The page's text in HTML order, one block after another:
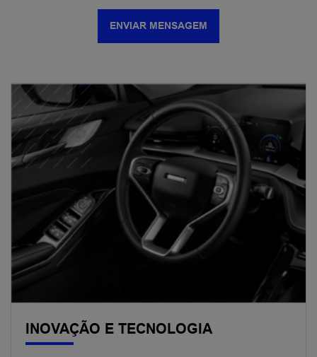
ENVIAR MENSAGEM
INOVAÇÃO E TECNOLOGIA